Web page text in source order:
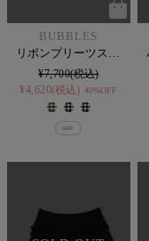
BUBBLES
¥7,700
¥4,620 税込 40%OFF
sale